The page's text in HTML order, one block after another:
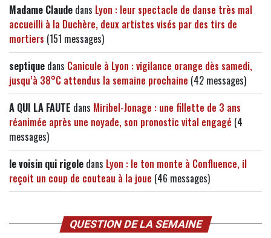
Madame Claude dans Lyon : leur spectacle de danse très mal
accueilli à la Duchère, deux artistes visés par des tirs de
mortiers (151 messages)
septique dans Canicule à Lyon : vigilance orange dès samedi,
jusqu’à 38°C attendus la semaine prochaine (42 messages)
A QUI LA FAUTE dans Miribel-Jonage : une fillette de 3 ans
réanimée après une noyade, son pronostic vital engagé (4
messages)
le voisin qui rigole dans Lyon : le ton monte à Confluence, il
reçoit un coup de couteau à la joue (46 messages)
QUESTION DE LA SEMAINE